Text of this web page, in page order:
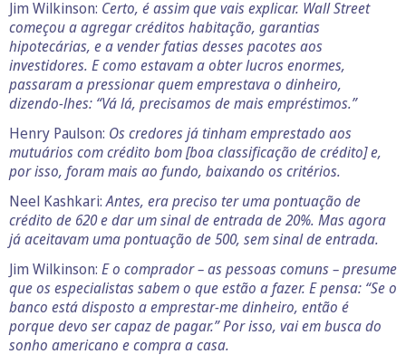
Jim Wilkinson: Certo, é assim que vais explicar. Wall Street
começou a agregar créditos habitação, garantias
hipotecárias, e a vender fatias desses pacotes aos
investidores. E como estavam a obter lucros enormes,
passaram a pressionar quem emprestava o dinheiro,
dizendo-lhes: “Vá lá, precisamos de mais empréstimos.”
Henry Paulson: Os credores já tinham emprestado aos
mutuários com crédito bom [boa classificação de crédito] e,
por isso, foram mais ao fundo, baixando os critérios.
Neel Kashkari:Antes, era preciso ter uma pontuação de
crédito de 620 e dar um sinal de entrada de 20%. Mas agora
já aceitavam uma pontuação de 500, sem sinal de entrada.
Jim Wilkinson: E o comprador – as pessoas comuns – presume
que os especialistas sabem o que estão a fazer. E pensa: “Se o
banco está disposto a emprestar-me dinheiro, então é
porque devo ser capaz de pagar.” Por isso, vai em busca do
sonho americano e compra a casa.